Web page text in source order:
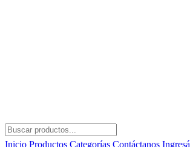
Inicio Productos Categorías Contáctanos Ingresá